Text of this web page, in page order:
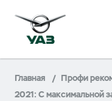
Главная Профи
2021: С максимальной